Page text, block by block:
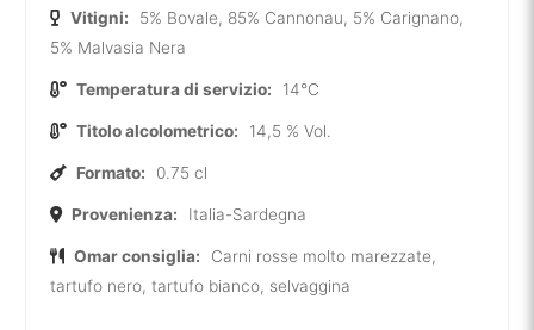
Vitigni:
5% Bovale, 85% Cannonau, 5% Carignano,
5% Malvasia Nera
Temperatura di servizio: 14°C
Titolo alcolometrico: 14,5 % Vol.
Formato: 0.75 cl
Provenienza: Italia-Sardegna
Omar consiglia:
Carni rosse molto marezzate,
tartufo nero, tartufo bianco, selvaggina